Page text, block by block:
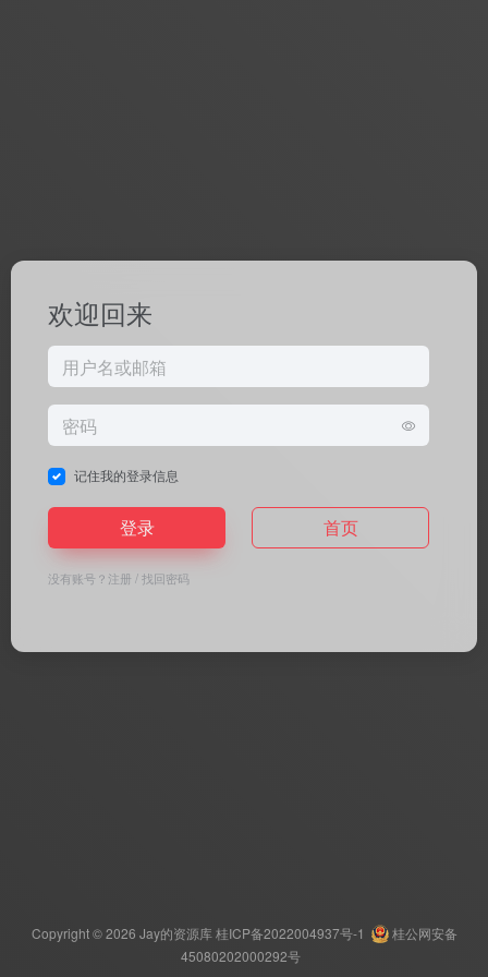
欢迎回来
记住我的登录信息
登录 首页
没有账号？ 注册 /找回密码
Copyright © 2026 Jay的资源库 桂ICP备2022004937号-1
桂公网安备
45080202000292号